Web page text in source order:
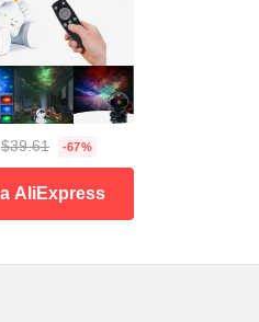
$39.61 -67%
AliExpress